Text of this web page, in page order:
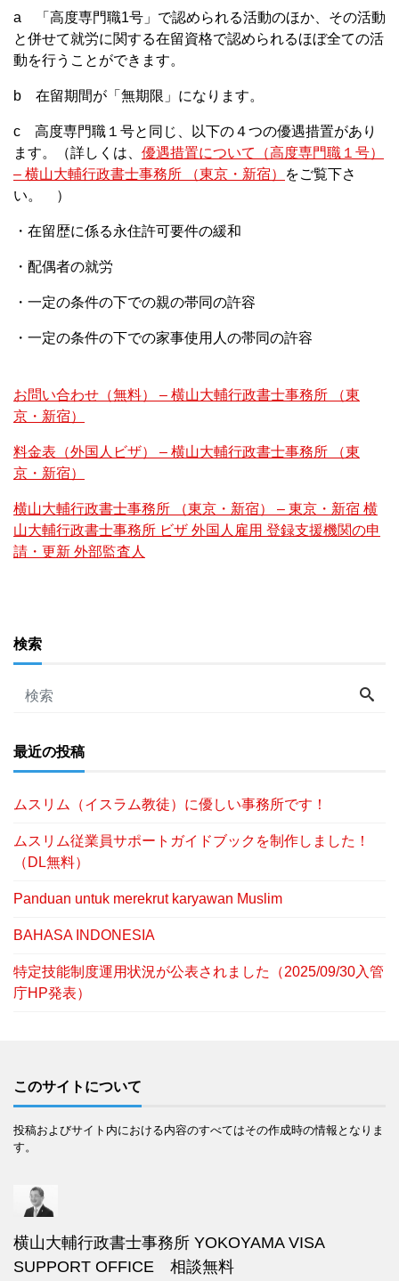
a 「高度専門職1号」で認められる活動のほか、その活動
と併せて就労に関する在留資格で認められるほぼ全ての活
動を行うことができます。
b 在留期間が「無期限」になります。
c 高度専門職１号と同じ、以下の４つの優遇措置があり
ます。（詳しくは、 優遇措置について（高度専門職１号）
– 横山大輔行政書士事務所 （東京・新宿）
をご覧下さ
い。 ）
・在留歴に係る永住許可要件の緩和
・配偶者の就労
・一定の条件の下での親の帯同の許容
・一定の条件の下での家事使用人の帯同の許容
お問い合わせ（無料） – 横山大輔行政書士事務所 （東
京・新宿）
料金表（外国人ビザ） – 横山大輔行政書士事務所 （東
京・新宿）
横山大輔行政書士事務所 （東京・新宿） – 東京・新宿 横
山大輔行政書士事務所 ビザ 外国人雇用 登録支援機関の申
請・更新 外部監査人
検索
最近の投稿
ムスリム（イスラム教徒）に優しい事務所です！
ムスリム従業員サポートガイドブックを制作しました！
（DL無料）
Panduan untuk merekrut karyawan Muslim
BAHASA INDONESIA
特定技能制度運用状況が公表されました（2025/09/30入管
庁HP発表）
このサイトについて
投稿およびサイト内における内容のすべてはその作成時の情報となりま
す。
横山大輔行政書士事務所 YOKOYAMA VISA
SUPPORT OFFICE 相談無料